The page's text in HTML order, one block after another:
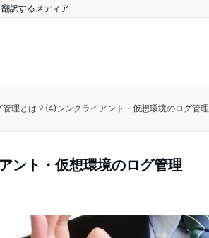
訳するメディア
管理とは？(4)シンクライアント・仮想環境のログ管理
ント・仮想環境のログ管理